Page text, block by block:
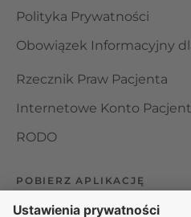
Polityka Prywatności
Obowiązek Informacyjny
Rzecznik Praw Pacjenta
Internetowe Konto
RODO
POBIERZ APLIKACJĘ